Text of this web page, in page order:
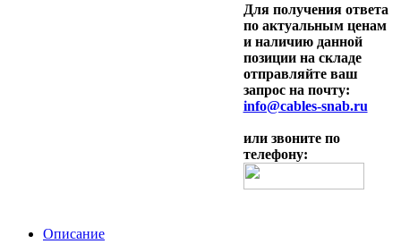
Для получения ответа
по актуальным ценам
и наличию данной
позиции на складе
отправляйте ваш
запрос на почту:
info@cables-snab.ru
или звоните по
телефону:
Описание